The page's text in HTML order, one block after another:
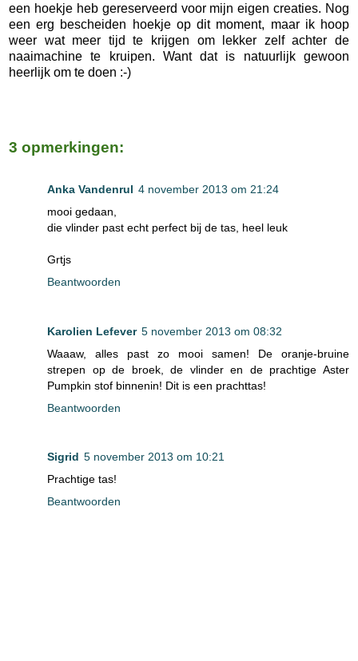
een hoekje heb gereserveerd voor mijn eigen creaties. Nog
een erg bescheiden hoekje op dit moment, maar ik hoop
weer wat meer tijd te krijgen om lekker zelf achter de
naaimachine te kruipen. Want dat is natuurlijk gewoon
heerlijk om te doen :-)
3 opmerkingen:
Anka Vandenrul 4 november 2013 om 21:24
mooi gedaan,
die vlinder past echt perfect bij de tas, heel leuk
Grtjs
Beantwoorden
Karolien Lefever 5 november 2013 om 08:32
Waaaw, alles past zo mooi samen! De oranje-bruine
strepen op de broek, de vlinder en de prachtige Aster
Pumpkin stof binnenin! Dit is een prachttas!
Beantwoorden
Sigrid 5 november 2013 om 10:21
Prachtige tas!
Beantwoorden